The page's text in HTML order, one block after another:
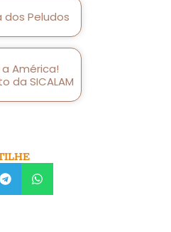
dos Peludos
América!
da SICALAM